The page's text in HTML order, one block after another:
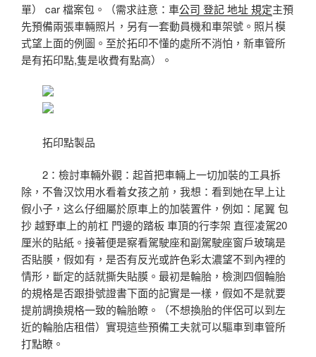
單） car 檔案包。（需求註意：車公司 登記 地址 規定主預
先預備兩張車輛照片，另有一套動員機和車架號。照片模
式望上面的例圖。至於拓印不懂的處所不消怕，新車管所
是有拓印點,隻是收費有點高）。
拓印點製品
2：檢討車輛外觀：起首把車輛上一切加裝的工具拆
除，不鲁汉饮用水看着女孩之前，我想：看到她在早上让
假小子，这么仔细屬於原車上的加裝置件，例如：尾翼 包
抄 越野車上的前杠 門邊的踏板 車頂的行李架 直徑凌駕20
厘米的貼紙。接著便是察看駕駛座和副駕駛座窗戶玻璃是
否貼膜，假如有，是否有反光或許色彩太濃望不到內裡的
情形，斷定的話就撕失貼膜。最初是輪胎，檢測四個輪胎
的規格是否跟掛號證書下面的記實是一樣，假如不是就要
提前調換規格一致的輪胎瞭。（不想換胎的伴侶可以到左
近的輪胎店租借）實現這些預備工夫就可以驅車到車管所
打點瞭。